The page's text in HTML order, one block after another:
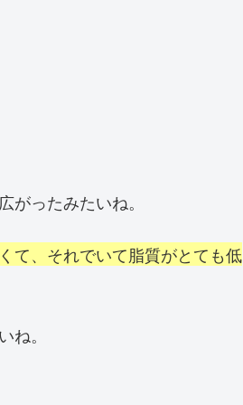
ったみたいね。
て、それでいて脂質がとても低
。